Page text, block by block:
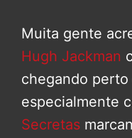
Muita gente
Hugh Jackman
chegando
especialmente
Secretas